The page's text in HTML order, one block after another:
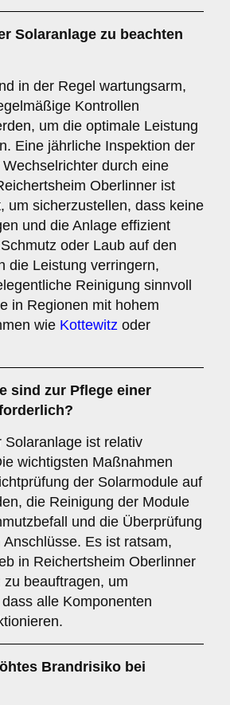
Solaranlage zu beachten
in der Regel wartungsarm,
Kontrollen
um die optimale Leistung
Eine jährliche Inspektion der
durch eine
Oberlinner ist
um sicherzustellen, dass keine
und die Anlage effizient
oder Laub auf den
die Leistung verringern,
Reinigung sinnvoll
in Regionen mit hohem
wie Kottewitz oder
sind zur Pflege einer
Solaranlage ist relativ
wichtigsten Maßnahmen
der Solarmodule auf
die Reinigung der Module
und die Überprüfung
Es ist ratsam,
in Reichertsheim Oberlinner
zu beauftragen, um
alle Komponenten
Brandrisiko bei